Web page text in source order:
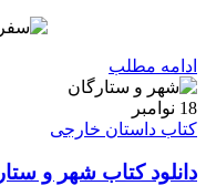
ادامه مطلب
18 نوامبر
کتاب داستان خارجی
دانلود کتاب شهر و